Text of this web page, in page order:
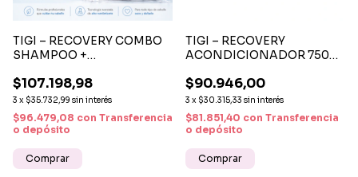
TIGI – RECOVERY COMBO
SHAMPOO +
ML HIDRATACIÓN Y
REPARACIÓN
$107.198,98
3 x $35.732,99 sin interés
$96.479,08 con Transferencia
o depósito
TIGI – RECOVERY
ACONDICIONADOR 750
REPARACIÓN CAPILAR
$90.946,00
3 x $30.315,33 sin interés
$81.851,40 con Transferencia
o depósito